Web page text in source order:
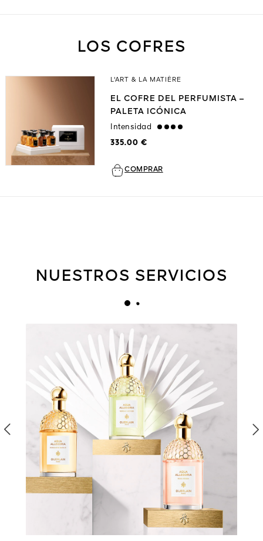
LOS COFRES
L'ART & LA MATIÈRE
EL COFRE DEL PERFUMISTA –
PALETA ICÓNICA
Intensidad
strong
335.00 €
COMPRAR
NUESTROS SERVICIOS